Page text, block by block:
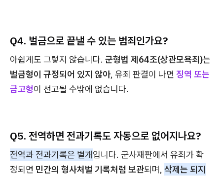
Q4. 벌금으로 끝낼 수 있는 범죄인가요?
아쉽게도 그렇지 않습니다. 군형법 제64조(상관모욕죄)는
벌금형이 규정되어 있지 않아, 유죄 판결이 나면 징역 또는
금고형이 선고될 수밖에 없습니다.
Q5. 전역하면 전과기록도 자동으로 없어지나요?
전역과 전과기록은 별개입니다. 군사재판에서 유죄가 확
정되면 민간의 형사처벌 기록처럼 보관되며, 삭제는 되지